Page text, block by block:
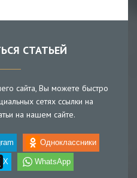
СТАТЬЕЙ
сайта, Вы можете быстро
сетях ссылки на
на нашем сайте.
Одноклассники
X WhatsApp